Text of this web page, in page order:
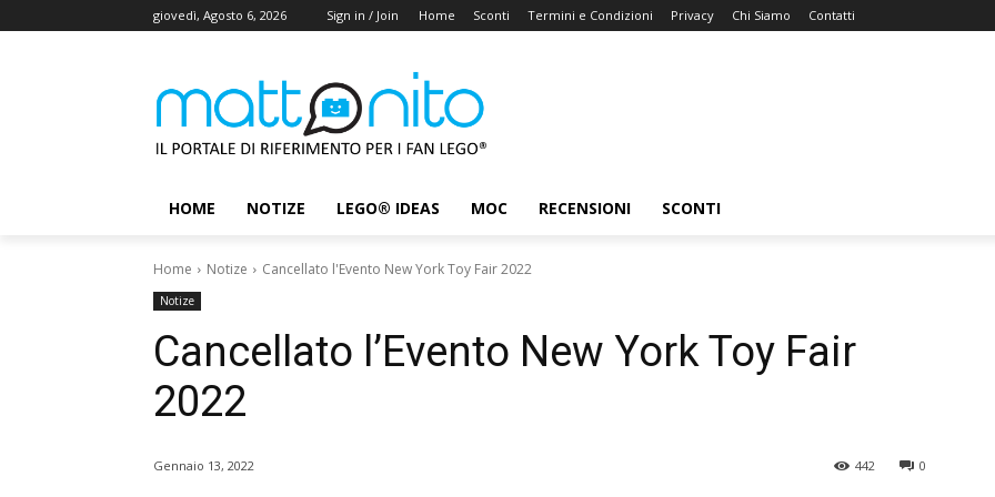
giovedì, Agosto 6, 2026 Sign in / Join Home Sconti Termini e Condizioni Privacy Chi Siamo Contatti
HOME NOTIZE LEGO® IDEAS MOC RECENSIONI SCONTI
Home Notize Cancellato l'Evento New York Toy Fair 2022
Notize
Cancellato l’Evento New York Toy Fair
2022
Gennaio 13, 2022 0
442